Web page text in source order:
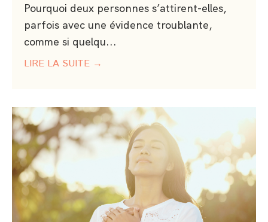
Pourquoi deux personnes s’attirent-elles,
parfois avec une évidence troublante,
comme si quelqu...
LIRE LA SUITE →